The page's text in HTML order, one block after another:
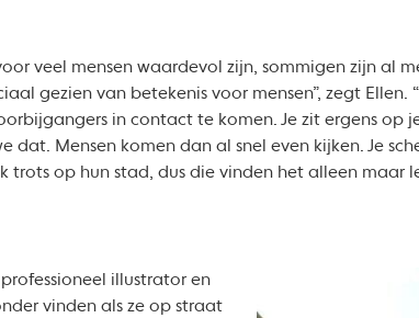
veel mensen waardevol zijn, sommigen zijn al
gezien van betekenis voor mensen”, zegt
in contact te komen. Je zit ergens op
dat. Mensen komen dan al snel even kijken. Je
trots op hun stad, dus die vinden het alleen maar
illustrator en
vinden als ze op straat